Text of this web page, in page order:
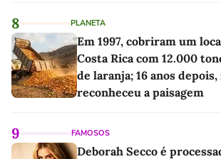
8 PLANETA
Em 1997, cobriram um
Costa Rica com 12.000
de laranja; 16 anos
reconheceu a paisagem
9 FAMOSOS
Deborah Secco é